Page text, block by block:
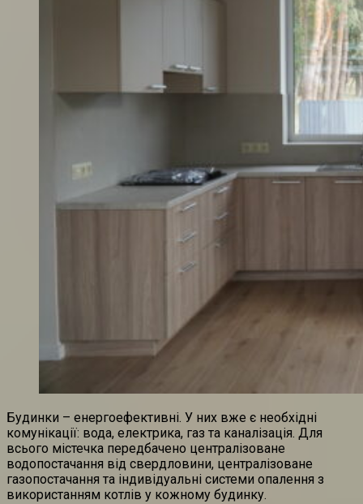
Будинки – енергоефективні. У них вже є необхідні
комунікації: вода, електрика, газ та каналізація. Для
всього містечка передбачено централізоване
водопостачання від свердловини, централізоване
газопостачання та індивідуальні системи опалення з
використанням котлів у кожному будинку.